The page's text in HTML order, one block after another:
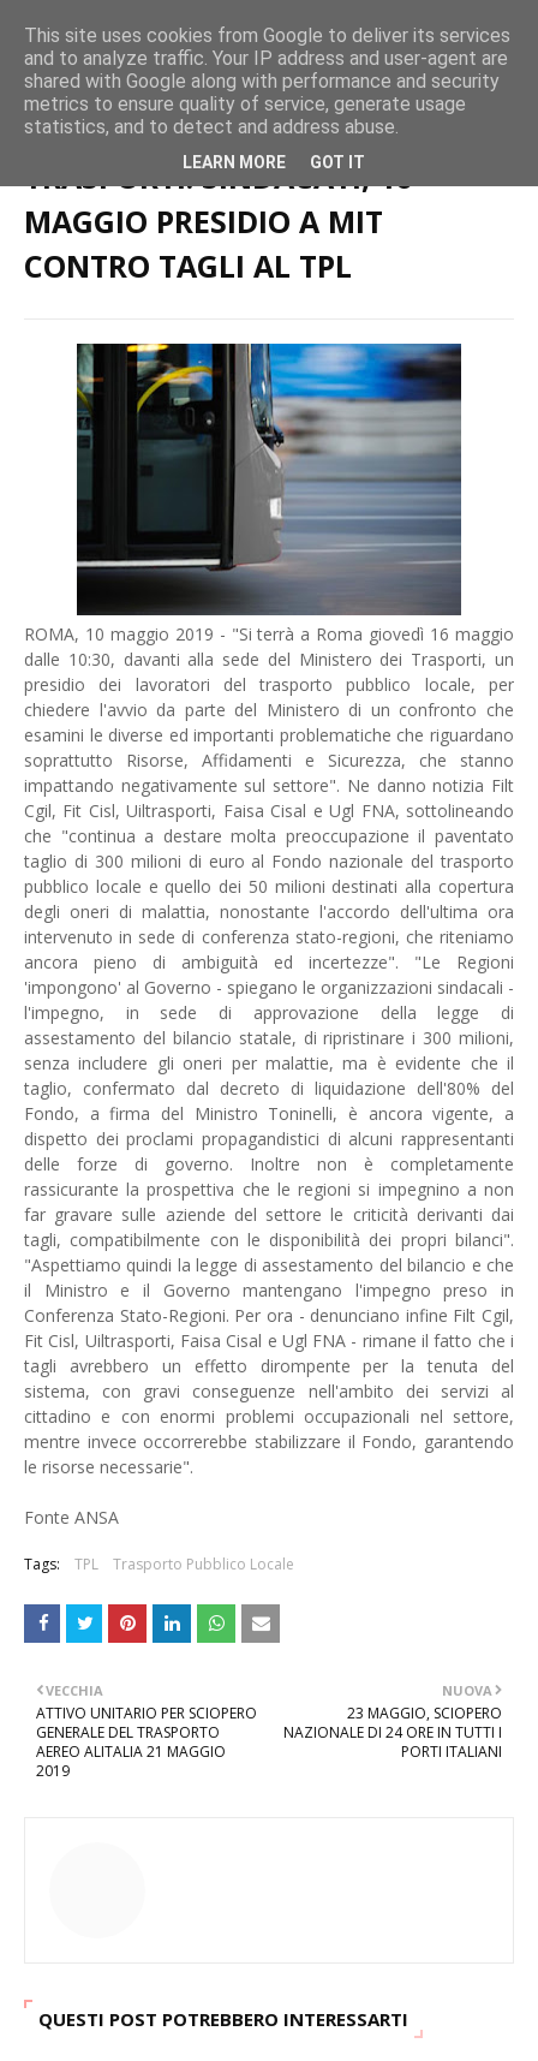
Home page Trasporto Pubblico Locale TRASPORTI: SINDACATI, 16
MAGGIO PRESIDIO A MIT CONTRO TAGLI AL TPL
TRASPORTI: SINDACATI, 16
MAGGIO PRESIDIO A MIT
CONTRO TAGLI AL TPL
ROMA, 10 maggio 2019 - "Si terrà a Roma giovedì 16 maggio
dalle 10:30, davanti alla sede del Ministero dei Trasporti, un
presidio dei lavoratori del trasporto pubblico locale, per
chiedere l'avvio da parte del Ministero di un confronto che
esamini le diverse ed importanti problematiche che riguardano
soprattutto Risorse, Affidamenti e Sicurezza, che stanno
impattando negativamente sul settore". Ne danno notizia Filt
Cgil, Fit Cisl, Uiltrasporti, Faisa Cisal e Ugl FNA, sottolineando
che "continua a destare molta preoccupazione il paventato
taglio di 300 milioni di euro al Fondo nazionale del trasporto
pubblico locale e quello dei 50 milioni destinati alla copertura
degli oneri di malattia, nonostante l'accordo dell'ultima ora
intervenuto in sede di conferenza stato-regioni, che riteniamo
ancora pieno di ambiguità ed incertezze". "Le Regioni
'impongono' al Governo - spiegano le organizzazioni sindacali -
l'impegno, in sede di approvazione della legge di
assestamento del bilancio statale, di ripristinare i 300 milioni,
senza includere gli oneri per malattie, ma è evidente che il
taglio, confermato dal decreto di liquidazione dell'80% del
Fondo, a firma del Ministro Toninelli, è ancora vigente, a
dispetto dei proclami propagandistici di alcuni rappresentanti
delle forze di governo. Inoltre non è completamente
rassicurante la prospettiva che le regioni si impegnino a non
far gravare sulle aziende del settore le criticità derivanti dai
tagli, compatibilmente con le disponibilità dei propri bilanci".
"Aspettiamo quindi la legge di assestamento del bilancio e che
il Ministro e il Governo mantengano l'impegno preso in
Conferenza Stato-Regioni. Per ora - denunciano infine Filt Cgil,
Fit Cisl, Uiltrasporti, Faisa Cisal e Ugl FNA - rimane il fatto che i
tagli avrebbero un effetto dirompente per la tenuta del
sistema, con gravi conseguenze nell'ambito dei servizi al
cittadino e con enormi problemi occupazionali nel settore,
mentre invece occorrerebbe stabilizzare il Fondo, garantendo
le risorse necessarie".
Fonte ANSA
Tags: TPL Trasporto Pubblico Locale
NUOVA
23 MAGGIO, SCIOPERO
NAZIONALE DI 24 ORE IN TUTTI I
PORTI ITALIANI
VECCHIA
ATTIVO UNITARIO PER SCIOPERO
GENERALE DEL TRASPORTO
AEREO ALITALIA 21 MAGGIO
2019
QUESTI POST POTREBBERO INTERESSARTI
This site uses cookies from Google to deliver its services
and to analyze traffic. Your IP address and user-agent are
shared with Google along with performance and security
metrics to ensure quality of service, generate usage
statistics, and to detect and address abuse.
LEARN MORE GOT IT